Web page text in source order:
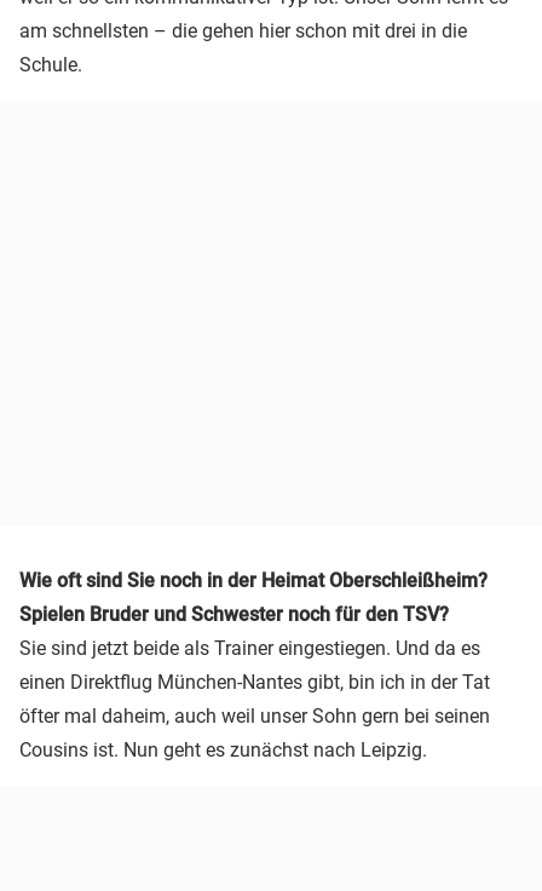
am schnellsten – die gehen hier schon mit drei in die
Schule.
Wie oft sind Sie noch in der Heimat Oberschleißheim?
Spielen Bruder und Schwester noch für den TSV?
Sie sind jetzt beide als Trainer eingestiegen. Und da es
einen Direktflug München-Nantes gibt, bin ich in der Tat
öfter mal daheim, auch weil unser Sohn gern bei seinen
Cousins ist. Nun geht es zunächst nach Leipzig.